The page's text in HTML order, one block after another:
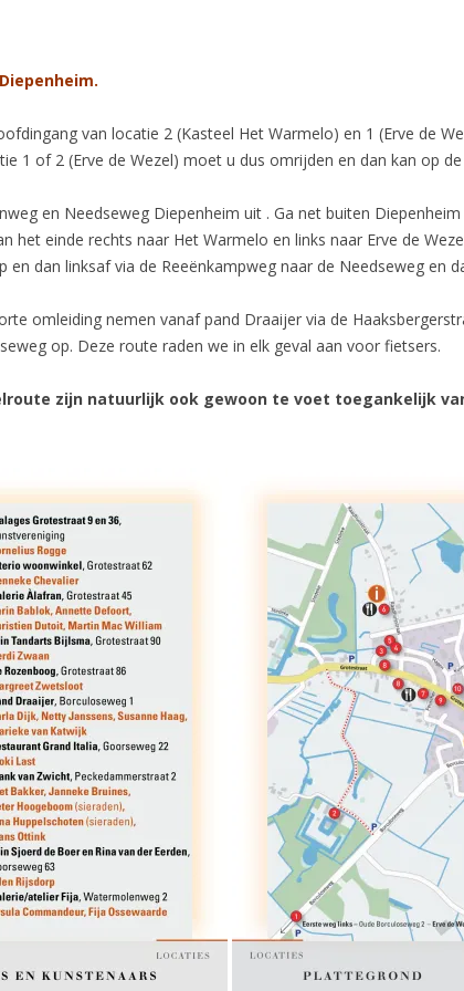
van locatie 2 (Kasteel Het Warmelo) en 1 (Erve de
1 of 2 (Erve de Wezel) moet u dus omrijden en dan kan op
en Needseweg Diepenheim uit . Ga net buiten
het einde rechts naar Het Warmelo en links naar Erve de
dan linksaf via de Reeënkampweg naar de Needseweg en
omleiding nemen vanaf pand Draaijer via de
op. Deze route raden we in elk geval aan voor fietsers.
zijn natuurlijk ook gewoon te voet toegankelijk